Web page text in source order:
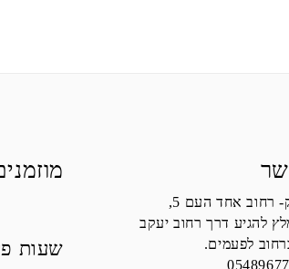
רחוב אחד העם 5,
להגיע דרך רחוב יעקב
לפעמים.
שעות